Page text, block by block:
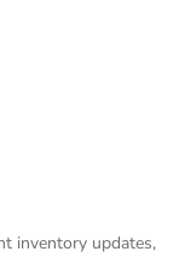
inventory updates,